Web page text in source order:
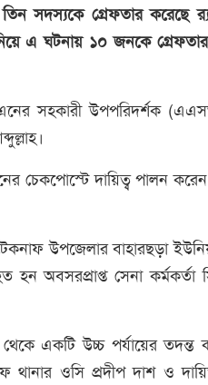
সদস্যকে গ্রেফতার করেছে
এ ঘটনায় ১০ জনকে
সহকারী উপপরিদর্শক
চেকপোস্টে দায়িত্ব পালন
উপজেলার বাহারছড়া
অবসরপ্রাপ্ত সেনা কর্মকর্তা
থেকে একটি উচ্চ পর্যায়ের তদন্ত
ওসি প্রদীপ দাশ ও